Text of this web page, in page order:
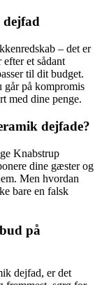
dejfad
– det er
et sådant
til dit budget.
går på kompromis
med dine penge.
dejfade?
Knabstrup
dine gæster og
Men hvordan
bare en falsk
på
dejfad, er det